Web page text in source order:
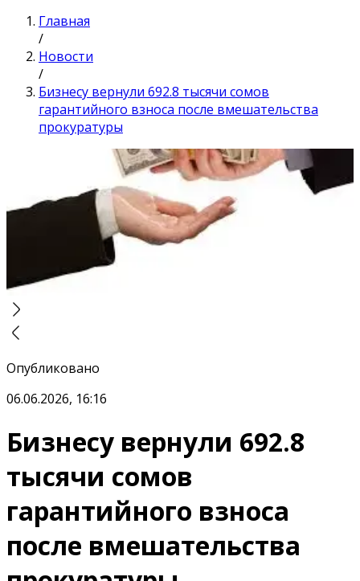
Главная
/
Новости
/
Бизнесу вернули 692.8 тысячи сомов
гарантийного взноса после вмешательства
прокуратуры
Опубликовано
06.06.2026, 16:16
Бизнесу вернули 692.8
тысячи сомов
гарантийного взноса
после вмешательства